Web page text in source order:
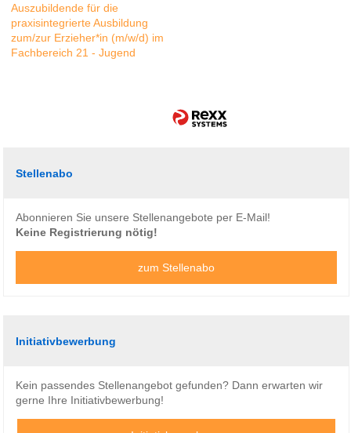
Auszubildende für die
praxisintegrierte Ausbildung
zum/zur Erzieher*in (m/w/d) im
Fachbereich 21 - Jugend
Stellenabo
Abonnieren Sie unsere Stellenangebote per E-Mail!
Keine Registrierung nötig!
zum Stellenabo
Initiativbewerbung
Kein passendes Stellenangebot gefunden? Dann erwarten wir
gerne Ihre Initiativbewerbung!